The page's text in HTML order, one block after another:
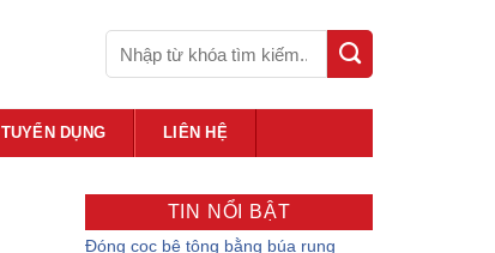
TUYỂN DỤNG LIÊN HỆ
TIN NỔI BẬT
Đóng cọc bê tông bằng búa rung